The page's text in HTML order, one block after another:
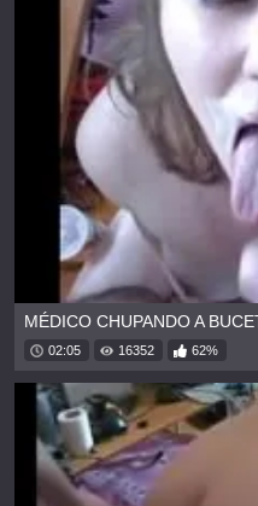
02:05 16352 62%